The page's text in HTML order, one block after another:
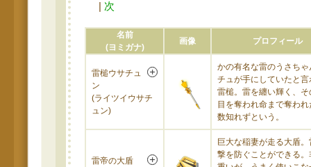
次
名前
(ヨミガナ)
画像 プロフィール
雷槌ウサチュ
ン
(ライツイウサチ
ュン)
かの有名な雷のうさちゃ
チュが手にしていたと言
雷槌。雷を纏い輝く、そ
目を奪われ命まで奪わ
数知れずという。
雷帝の大盾
巨大な稲妻が走る大盾
撃を防ぐことができる。